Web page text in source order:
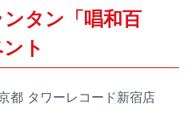
タン「唱和百
ト
都 タワーレコード新宿店